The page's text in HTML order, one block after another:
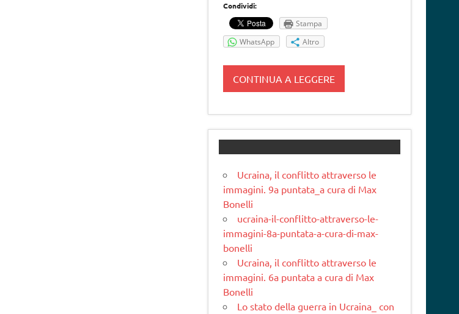
Condividi:
Stampa
WhatsApp
Altro
CONTINUA A LEGGERE
Ucraina, il conflitto attraverso le
immagini. 9a puntata_a cura di Max
Bonelli
ucraina-il-conflitto-attraverso-le-
immagini-8a-puntata-a-cura-di-max-
bonelli
Ucraina, il conflitto attraverso le
immagini. 6a puntata a cura di Max
Bonelli
Lo stato della guerra in Ucraina_ con